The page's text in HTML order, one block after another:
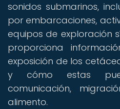
sonidos submarinos,
por embarcaciones,
equipos de exploración
proporciona
exposición de los
y cómo estas
comunicación,
alimento.